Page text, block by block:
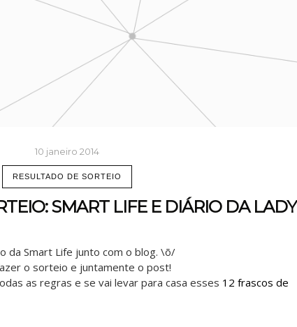
10 janeiro 2014
RESULTADO DE SORTEIO
SMART LIFE E DIÁRIO DA LADY
da Smart Life junto com o blog. \õ/
o sorteio e juntamente o post!
as regras e se vai levar para casa esses 12 frascos de